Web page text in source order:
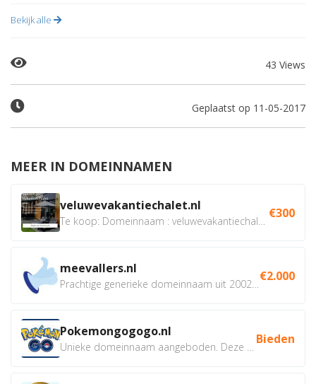
Bekijk alle
43 Views
Geplaatst op 11-05-2017
MEER IN DOMEINNAMEN
veluwevakantiechalet.nl €300
meevallers.nl €2.000
Pokemongogogo.nl Bieden